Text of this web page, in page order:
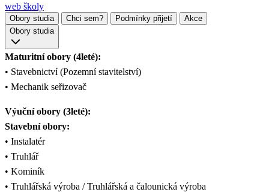
web školy
Obory studia Chci sem? Podmínky přijetí
Akce
Obory studia
Maturitní obory (4leté):
• Stavebnictví (Pozemní stavitelství)
• Mechanik seřizovač
Výuční obory (3leté):
Stavební obory:
• Instalatér
• Truhlář
• Kominík
• Truhlářská výroba / Truhlářská a čalounická výroba